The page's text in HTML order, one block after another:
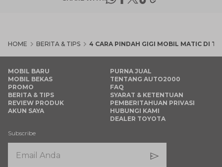
HOME BERITA & TIPS 4 CARA PINDAH GIGI MOBIL MATIC DI
MOBIL BARU
MOBIL BEKAS
PROMO
BERITA & TIPS
REVIEW PRODUK
AKUN SAYA
PURNA JUAL
TENTANG AUTO2000
FAQ
SYARAT & KETENTUAN
PEMBERITAHUAN PRIVASI
HUBUNGI KAMI
DEALER TOYOTA
Subscribe